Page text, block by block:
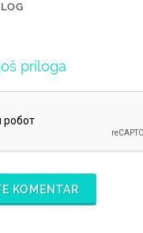
priloga
KOMENTAR